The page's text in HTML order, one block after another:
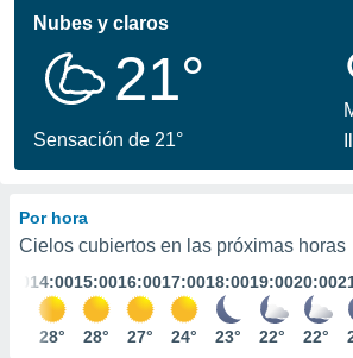
ha
calidad.
a este
las
y
digital
basada
Nubes y claros
21°
Sensación de 21°
Por hora
Cielos cubiertos en las próximas horas
14:00
28°
15:00
28°
16:00
27°
17:00
24°
18:00
23°
19:00
22°
20:00
22°